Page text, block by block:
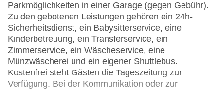
Parkmöglichkeiten in einer Garage (gegen Gebühr).
Zu den gebotenen Leistungen gehören ein 24h-
Sicherheitsdienst, ein Babysitterservice, eine
Kinderbetreuung, ein Transferservice, ein
Zimmerservice, ein Wäscheservice, eine
Münzwäscherei und ein eigener Shuttlebus.
Kostenfrei steht Gästen die Tageszeitung zur
Verfügung. Bei der Kommunikation oder zur